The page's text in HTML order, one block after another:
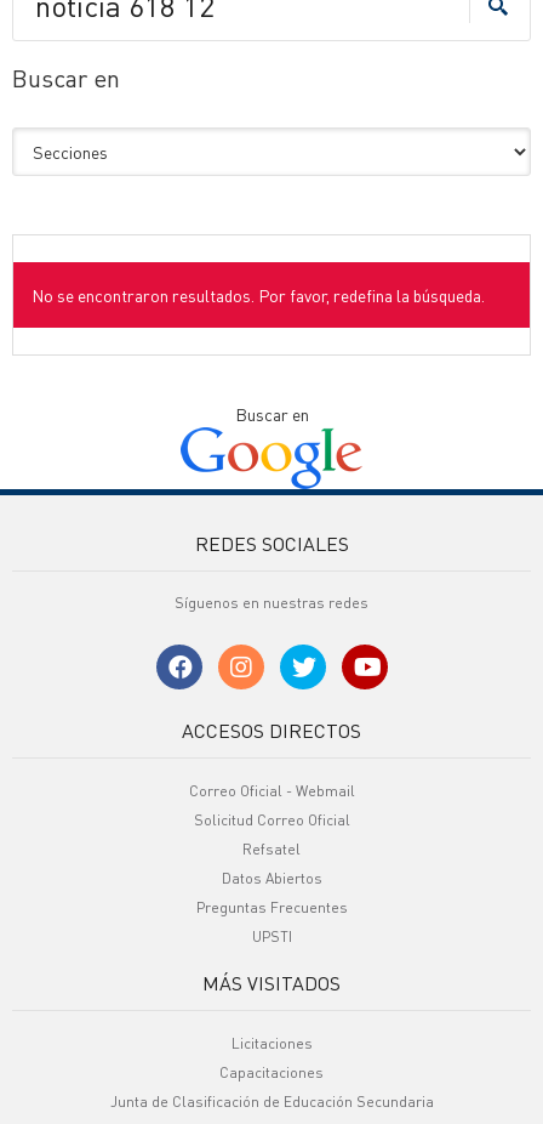
Buscar en
No se encontraron resultados. Por favor, redefina la búsqueda.
Buscar en
REDES SOCIALES
Síguenos en nuestras redes
ACCESOS DIRECTOS
Correo Oficial - Webmail
Solicitud Correo Oficial
Refsatel
Datos Abiertos
Preguntas Frecuentes
UPSTI
MÁS VISITADOS
Licitaciones
Capacitaciones
Junta de Clasificación de Educación Secundaria